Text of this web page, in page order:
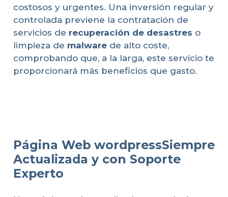
costosos y urgentes. Una inversión regular y
controlada previene la contratación de
servicios de recuperación de desastres o
limpieza de malwarede alto coste,
comprobando que, a la larga, este servicio te
proporcionará más beneficios que gasto.
Página Web wordpressSiempre
Actualizada y con Soporte
Experto